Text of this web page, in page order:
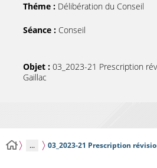
Théme : Délibération du Conseil
Séance : Conseil
Objet : 03_2023-21 Prescription
Gaillac
... 03_2023-21 Prescription